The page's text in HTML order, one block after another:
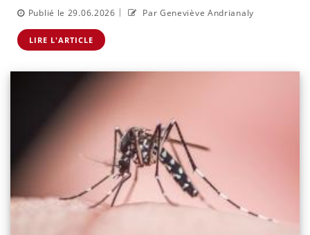
Publié le 29.06.2026 | Par Geneviève Andrianaly
LIRE L'ARTICLE